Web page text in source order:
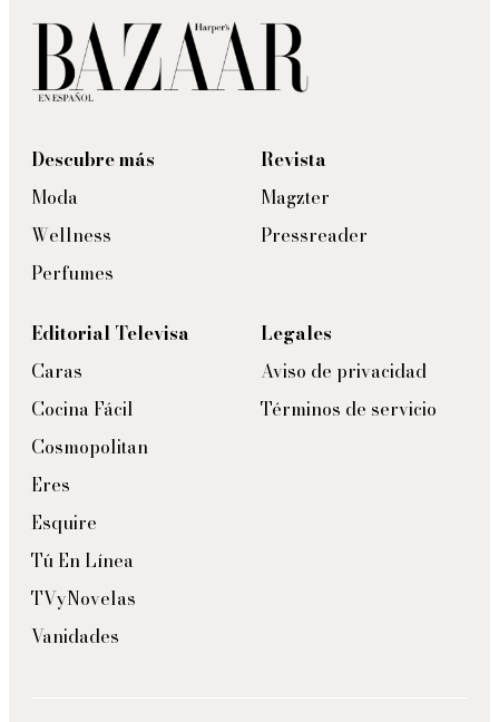
Descubre más
Moda
Wellness
Perfumes
Revista
Magzter
Pressreader
Editorial Televisa
Caras
Cocina Fácil
Cosmopolitan
Eres
Esquire
Tú En Línea
TVyNovelas
Vanidades
Legales
Aviso de privacidad
Términos de servicio